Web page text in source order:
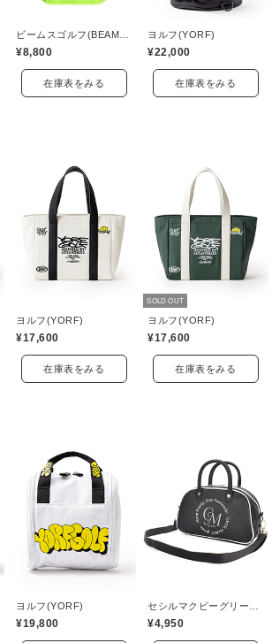
¥8,800
在庫表をみる
ヨルフ(YORF)
¥22,000
在庫表をみる
ヨルフ(YORF)
¥17,600
在庫表をみる
SOLD OUT
ヨルフ(YORF)
¥17,600
在庫表をみる
ヨルフ(YORF)
¥19,800 ¥4,950